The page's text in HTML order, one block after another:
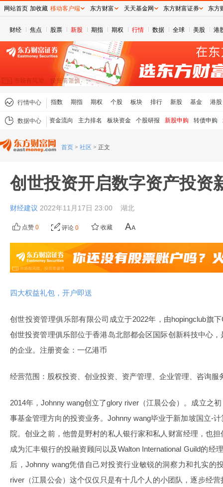
财经 焦点 股票 新股 期指 期权 行情 数据 全球 美股 港
行情中心 指数 期指 期权 个股 板块 排行 新股 基金 港股
数据中心 资金流向 主力排名 板块资金 个股研报 新股申购 转债申购
首页 > 社区 > 正文
创世投资开启数字资产投资
财经建议 2022年11月17日 23:00 湖北
点赞 0 评论 0 收藏
四大权益礼包，开户即送
创世投资管理俱乐部有限公司成立于2022年，由hopingclub旗
创世投资管理俱乐部位于香港岛北部都会区国际创新科技中心
的企业。注册资金：一亿港币
经营范围：股权投资、创业投资、资产管理、企业管理、咨询服
2014年，Johnny wang创立了glory river（江晨公会）。成立之
事基金管理方向的投资业务。Johnny wang毕业于新加坡国立-
院。创业之前，他曾是野村的私人银行家和私人财富经理，也
成为汇丰银行的投融资顾问以及Walton International Guild的经
后，Johnny wang凭借自己对投资行业敏锐的洞察力和扎实的
river（江晨公会）这个仅仅只是有十几个人的小团队，逐步经
网站首页 加收藏 移动客户端 东方财富 天天基金网 东方财富证券 东方